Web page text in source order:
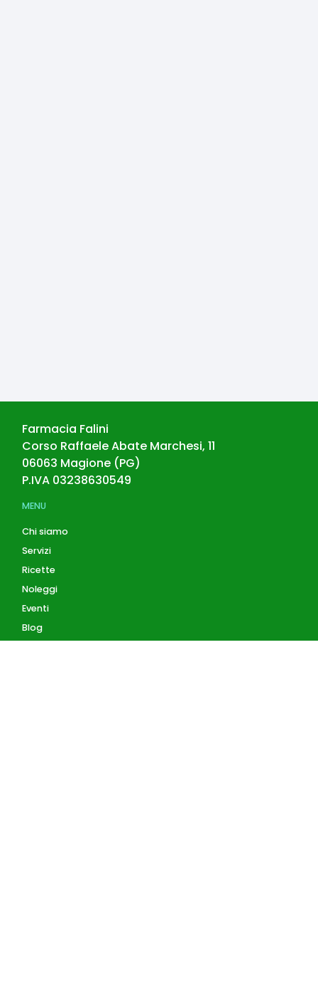
Farmacia Falini
Corso Raffaele Abate Marchesi, 11
06063 Magione (PG)
P.IVA 03238630549
MENU
Chi siamo
Servizi
Ricette
Noleggi
Eventi
Blog